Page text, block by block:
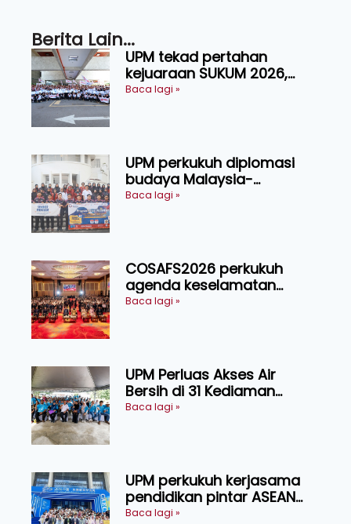
Berita Lain...
UPM tekad pertahan
kejuaraan SUKUM 2026,
sasar 16 pingat emas
Baca lagi »
UPM perkukuh diplomasi
budaya Malaysia-
Indonesia melalui Narasi
Baca lagi »
COSAFS2026 perkukuh
agenda keselamatan
makanan, AgriHub pacu
Baca lagi »
UPM Perluas Akses Air
Bersih di 31 Kediaman
Orang Asli Tasik Chini
Baca lagi »
UPM perkukuh kerjasama
pendidikan pintar ASEAN
menerusi lawatan rasmi ke
Baca lagi »